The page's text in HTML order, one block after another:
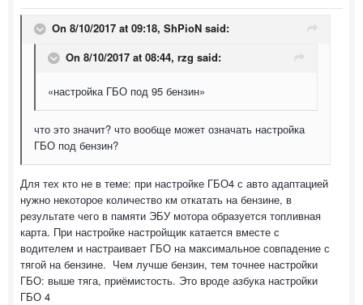
On 8/10/2017 at 09:18, ShPioN said:
On 8/10/2017 at 08:44, rzg said:
«настройка ГБО под 95 бензин»
что это значит? что вообще может означать настройка
ГБО под бензин?
Для тех кто не в теме: при настройке ГБО4 с авто адаптацией
нужно некоторое количество км откатать на бензине, в
результате чего в памяти ЭБУ мотора образуется топливная
карта. При настройке настройщик катается вместе с
водителем и настраивает ГБО на максимальное совпадение с
тягой на бензине. Чем лучше бензин, тем точнее настройки
ГБО: выше тяга, приёмистость. Это вроде азбука настройки
ГБО 4